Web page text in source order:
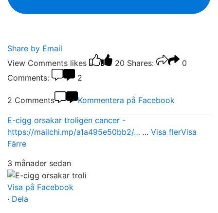
Share by Email
View Comments likes 20 Shares:
0
Comments:
2
2 Comments Kommentera på Facebook
E-cigg orsakar troligen cancer -
https://mailchi.mp/a1a495e50bb2/… ... Visa flerVisa
Färre
3 månader sedan
Visa på Facebook
· Dela